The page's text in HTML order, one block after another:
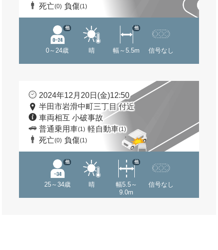
死亡(0) 負傷(1)
0～24歳
他
晴 幅～5.5m
他
信号なし
2024年12月20日(金)12:50
半田市岩滑中町三丁目 付近
車両相互 小破事故
普通乗用車(1) 軽自動車(1)
死亡(0) 負傷(1)
25～34歳
他
晴
幅5.5～
9.0m
他
信号なし